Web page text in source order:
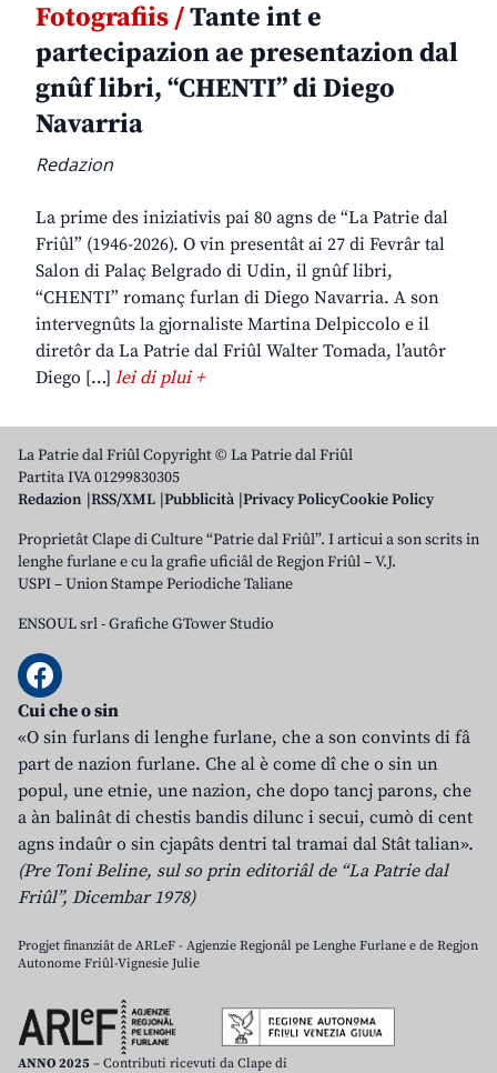
Fotografiis /Tante int e
partecipazion ae presentazion dal
gnûf libri, “CHENTI” di Diego
Navarria
Redazion
La prime des iniziativis pai 80 agns de “La Patrie dal
Friûl” (1946-2026). O vin presentât ai 27 di Fevrâr tal
Salon di Palaç Belgrado di Udin, il gnûf libri,
“CHENTI” romanç furlan di Diego Navarria. A son
intervegnûts la gjornaliste Martina Delpiccolo e il
diretôr da La Patrie dal Friûl Walter Tomada, l’autôr
Diego […] lei di plui +
La Patrie dal Friûl Copyright © La Patrie dal Friûl
Partita IVA 01299830305
Redazion RSS/XML Pubblicità Privacy PolicyCookie Policy
Proprietât Clape di Culture “Patrie dal Friûl”. I articui a son scrits in
lenghe furlane e cu la grafie uficiâl de Regjon Friûl – V.J.
USPI – Union Stampe Periodiche Taliane
ENSOUL srl-Grafiche GTower Studio
Cui che o sin
«O sin furlans di lenghe furlane, che a son convints di fâ
part de nazion furlane. Che al è come dî che o sin un
popul, une etnie, une nazion, che dopo tancj parons, che
a àn balinât di chestis bandis dilunc i secui, cumò di cent
agns indaûr o sin cjapâts dentri tal tramai dal Stât talian».
(Pre Toni Beline, sul so prin editoriâl de “La Patrie dal
Friûl”, Dicembar 1978)
Progjet finanziât de ARLeF - Agjenzie Regjonâl pe Lenghe Furlane e de Regjon
Autonome Friûl-Vignesie Julie
ANNO 2025 – Contributi ricevuti da Clape di